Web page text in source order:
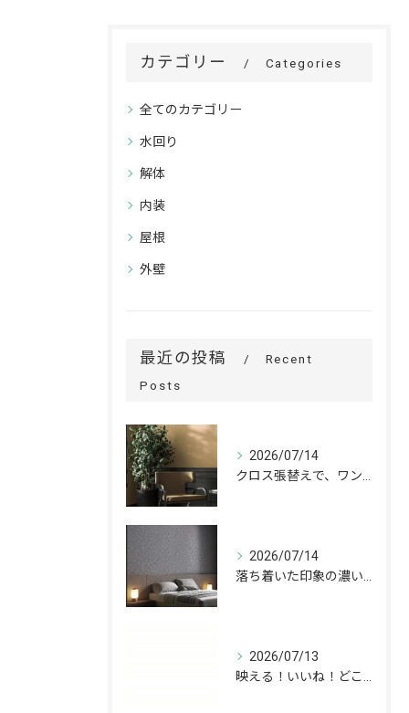
カテゴリー Categories
全てのカテゴリー
水回り
解体
内装
屋根
外壁
最近の投稿
Recent
Posts
2026/07/14
2026/07/14
2026/07/13